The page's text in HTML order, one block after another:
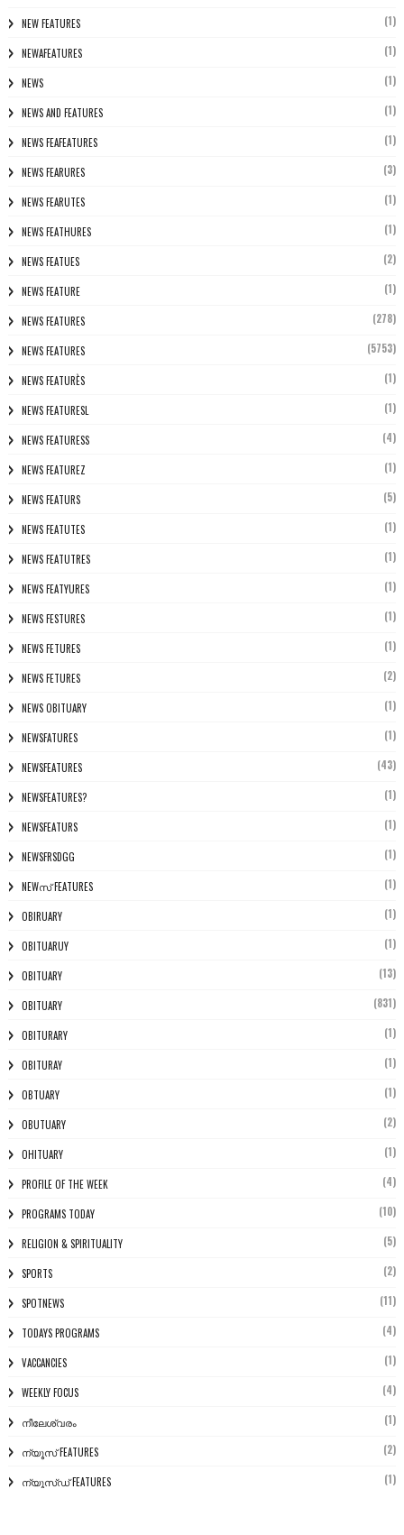
NEW FEATURES (1)
NEWAFEATURES (1)
NEWS (1)
NEWS AND FEATURES (1)
NEWS FEAFEATURES (1)
NEWS FEARURES (3)
NEWS FEARUTES (1)
NEWS FEATHURES (1)
NEWS FEATUES (2)
NEWS FEATURE (1)
NEWS FEATURES (278)
NEWS FEATURES (5753)
NEWS FEATURÈS (1)
NEWS FEATURESL (1)
NEWS FEATURESS (4)
NEWS FEATUREZ (1)
NEWS FEATURS (5)
NEWS FEATUTES (1)
NEWS FEATUTRES (1)
NEWS FEATYURES (1)
NEWS FESTURES (1)
NEWS FETURES (1)
NEWS FETURES (2)
NEWS OBITUARY (1)
NEWSFATURES (1)
NEWSFEATURES (43)
NEWSFEATURES? (1)
NEWSFEATURS (1)
NEWSFRSDGG (1)
NEWസ് FEATURES (1)
OBIRUARY (1)
OBITUARUY (1)
OBITUARY (13)
OBITUARY (831)
OBITURARY (1)
OBITURAY (1)
OBTUARY (1)
OBUTUARY (2)
OHITUARY (1)
PROFILE OF THE WEEK (4)
PROGRAMS TODAY (10)
RELIGION & SPIRITUALITY (5)
SPORTS (2)
SPOTNEWS (11)
TODAYS PROGRAMS (4)
VACCANCIES (1)
WEEKLY FOCUS (4)
നീലേശ്വരം (1)
ന്യൂസ് FEATURES (2)
ന്യൂസ്ഡ് FEATURES (1)